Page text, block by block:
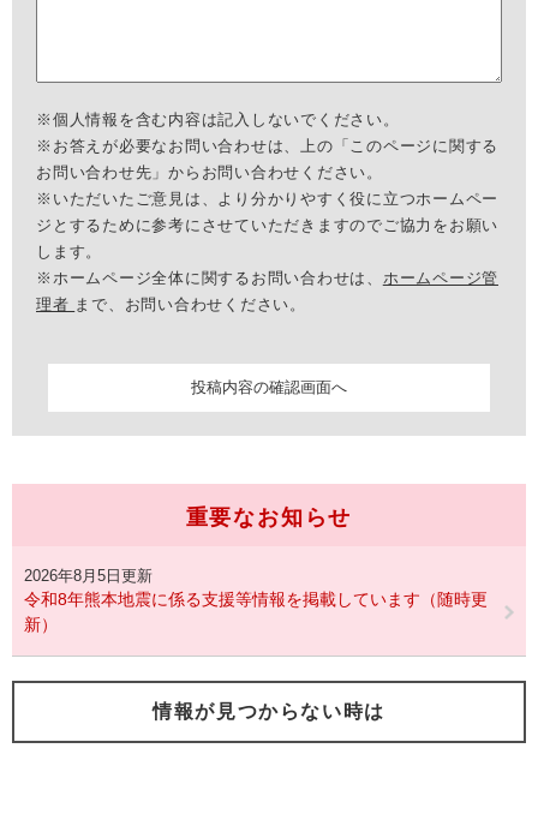
※個人情報を含む内容は記入しないでください。
※お答えが必要なお問い合わせは、上の「このページに関する
お問い合わせ先」からお問い合わせください。
※いただいたご意見は、より分かりやすく役に立つホームペー
ジとするために参考にさせていただきますのでご協力をお願い
します。
※ホームページ全体に関するお問い合わせは、 ホームページ管
理者 まで、お問い合わせください。
重要なお知らせ
2026年8月5日更新
令和8年熊本地震に係る支援等情報を掲載しています（随時更
新）
情報が見つからない時は